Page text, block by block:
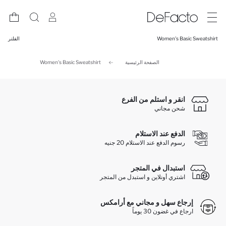
Women's Basic Sweatshirt الفلتر
الصفحة الرئيسية Women's Basic Sweatshirt
انقر و استلم من الفرع
شحن مجاني
الدفع عند الاستلام
رسوم الدفع عند الاستلام 20 جنيه
استبدال في المتجر
اشتري أونلاين و استبدل من المتجر
إرجاع سهل و مجاني مع أرامكس
ارجاع في غضون 30 يوماً